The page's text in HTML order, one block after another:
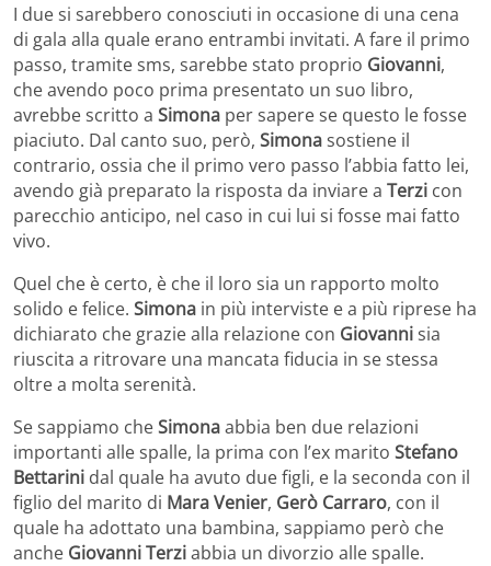
I due si sarebbero conosciuti in occasione di una cena
di gala alla quale erano entrambi invitati. A fare il primo
passo, tramite sms, sarebbe stato proprio Giovanni,
che avendo poco prima presentato un suo libro,
avrebbe scritto a Simona per sapere se questo le fosse
piaciuto. Dal canto suo, però, Simonasostiene il
contrario, ossia che il primo vero passo l’abbia fatto lei,
avendo già preparato la risposta da inviare a Terzi con
parecchio anticipo, nel caso in cui lui si fosse mai fatto
vivo.
Quel che è certo, è che il loro sia un rapporto molto
solido e felice. Simona in più interviste e a più riprese ha
dichiarato che grazie alla relazione con Giovannisia
riuscita a ritrovare una mancata fiducia in se stessa
oltre a molta serenità.
Se sappiamo cheSimonaabbia ben due relazioni
importanti alle spalle, la prima con l’ex marito Stefano
Bettarini dal quale ha avuto due figli, e la seconda con il
figlio del marito di Mara Venier, Gerò Carraro, con il
quale ha adottato una bambina, sappiamo però che
anche Giovanni Terziabbia un divorzio alle spalle.